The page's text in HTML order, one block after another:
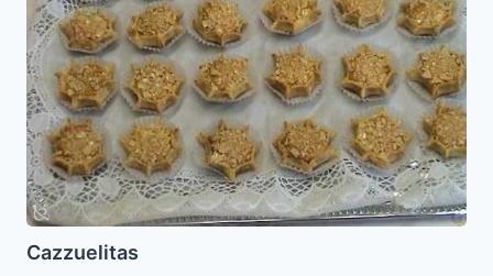
Cazzuelitas